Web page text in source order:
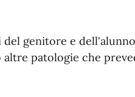
del genitore e
patologie che